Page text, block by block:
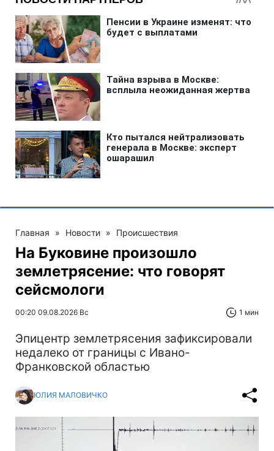
Главная » Новости » Происшествия
На Буковине произошло
землетрясение: что говорят
сейсмологи
00:20 09.08.2026 Вс 1 мин
Эпицентр землетрясения зафиксировали
недалеко от границы с Ивано-
Франковской областью
ЮЛИЯ МАЛОВИЧКО